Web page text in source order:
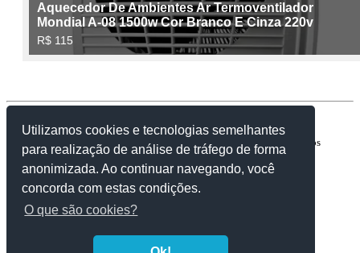
Utilizamos cookies e tecnologias semelhantes
para realização de análise de tráfego de forma
anonimizada. Ao continuar navegando, você
concorda com estas condições.
O que são cookies?
Copyright © 2007-2023 | ComunidadeaBíblia.Net. Todos os direitos
reservados.